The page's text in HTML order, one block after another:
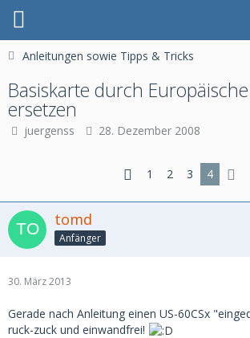
Anleitungen sowie Tipps & Tricks
Basiskarte durch
ersetzen
juergenss 28. Dezember 2008
1 2 3 4
tomd
Anfänger
30. März 2013
Gerade nach Anleitung einen US-60CSx
ruck-zuck und einwandfrei!